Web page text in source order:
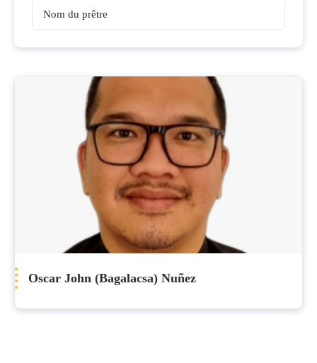
Oscar John (Bagalacsa) Nuñez